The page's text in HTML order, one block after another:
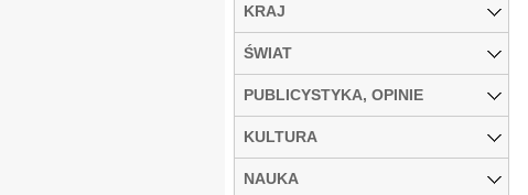
KRAJ
ŚWIAT
PUBLICYSTYKA, OPINIE
KULTURA
NAUKA